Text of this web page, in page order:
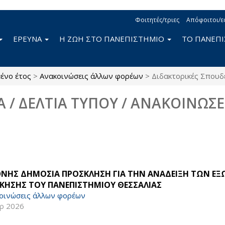
Φοιτητές/τριες Απόφοιτοι/
ΕΡΕΥΝΑ Η ΖΩΗ ΣΤΟ ΠΑΝΕΠΙΣΤΗΜΙΟ ΤΟ
έτος > Ανακοινώσεις άλλων φορέων > Διδακτορικές
/ ΔΕΛΤΙΑ ΤΥΠΟΥ /
ΔΗΜΟΣΙΑ ΠΡΟΣΚΛΗΣΗ ΓΙΑ ΤΗΝ ΑΝΑΔΕΙΞΗ ΤΩΝ
ΤΟΥ ΠΑΝΕΠΙΣΤΗΜΙΟΥ ΘΕΣΣΑΛΙΑΣ
άλλων φορέων
2026